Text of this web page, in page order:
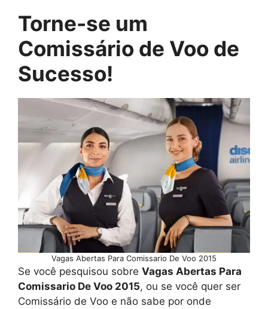
Torne-se um
Comissário de Voo de
Sucesso!
Vagas Abertas Para Comissario De Voo 2015
Se você pesquisou sobre Vagas Abertas Para
Comissario De Voo 2015, ou se você quer ser
Comissário de Voo e não sabe por onde